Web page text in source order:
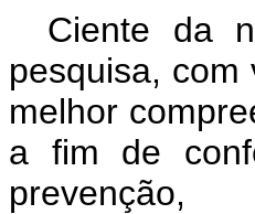
Ciente da
pesquisa, com
melhor
a fim de
prevenção,